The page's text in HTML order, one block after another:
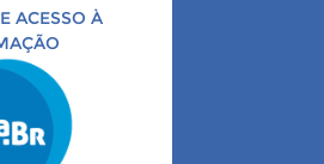
ACESSO À